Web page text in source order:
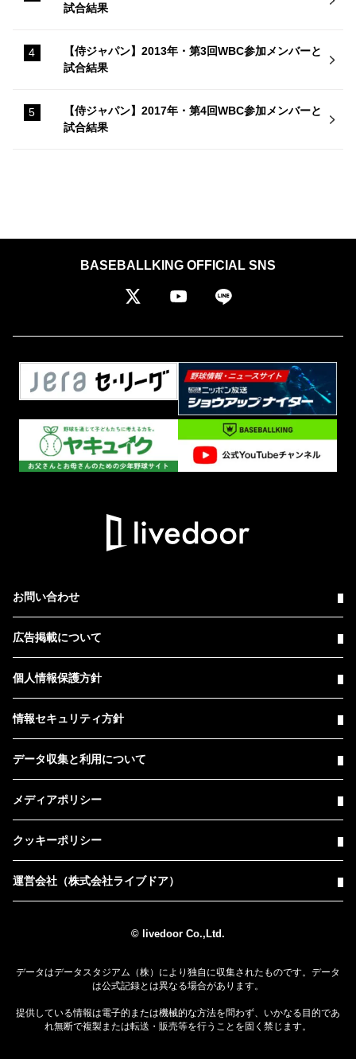
試合結果
【侍ジャパン】2013年・第3回WBC参加メンバーと
試合結果
【侍ジャパン】2017年・第4回WBC参加メンバーと
試合結果
BASEBALLKING OFFICIAL SNS
お問い合わせ
広告掲載について
個人情報保護方針
情報セキュリティ方針
データ収集と利用について
メディアポリシー
クッキーポリシー
運営会社（株式会社ライブドア）
© livedoor Co.,Ltd.
データはデータスタジアム（株）により独自に収集されたものです。データ
は公式記録とは異なる場合があります。
提供している情報は電子的または機械的な方法を問わず、いかなる目的であ
れ無断で複製または転送・販売等を行うことを固く禁じます。